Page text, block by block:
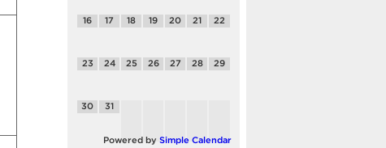
16 17 18 19 20 21 22
23 24 25 26 27 28 29
30 31
Powered by Simple Calendar